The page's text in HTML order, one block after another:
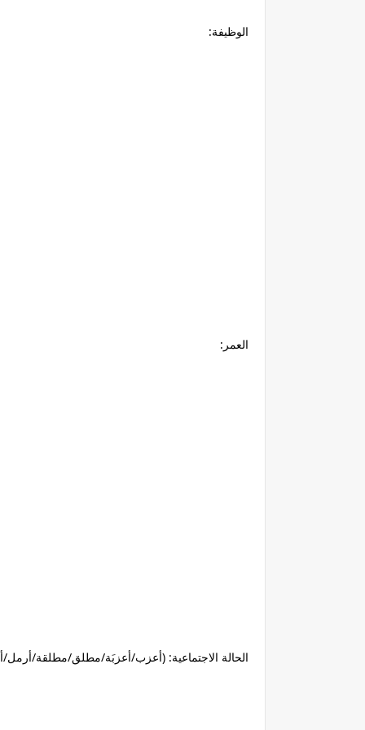
الوظيفة:
العمر:
الحالة الاجتماعية: (أعزب/أعزبَة/مطلق/مطلقة/أرمل/